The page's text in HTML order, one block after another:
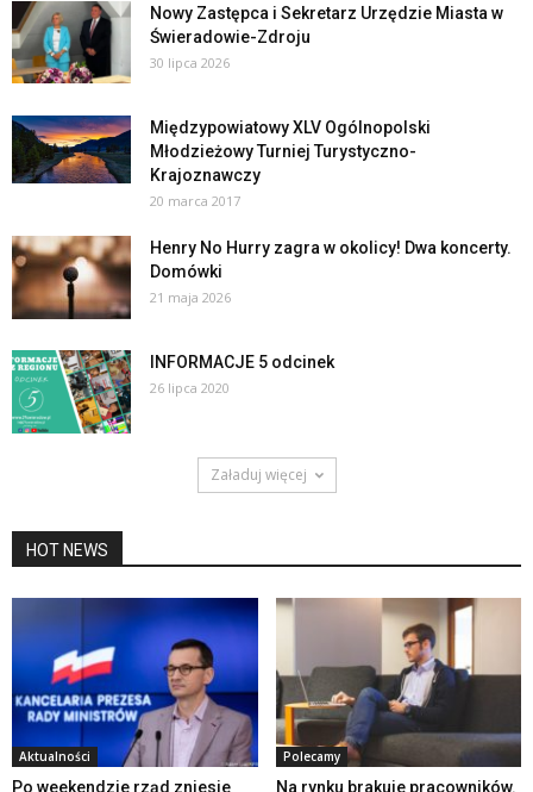
Nowy Zastępca i Sekretarz Urzędzie Miasta w
Świeradowie-Zdroju
30 lipca 2026
Międzypowiatowy XLV Ogólnopolski
Młodzieżowy Turniej Turystyczno-
Krajoznawczy
20 marca 2017
Henry No Hurry zagra w okolicy! Dwa koncerty.
Domówki
21 maja 2026
INFORMACJE 5 odcinek
26 lipca 2020
Załaduj więcej
HOT NEWS
Aktualności
Po weekendzie rząd zniesie
Polecamy
Na rynku brakuje pracowników.